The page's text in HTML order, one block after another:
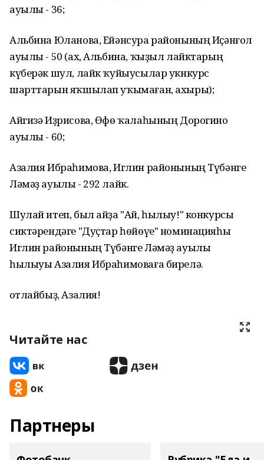
ауылы - 36;
Альбина Юланова, Ейәнсура районының Иҫәнғол
ауылы - 50 (ах, Альбина, ҡыҙыл лайктарың
күберәк шул, лайк ҡуйыусылар укнкурс
шарттарын яҡшылап уҡымаған, ахыры);
Айгизә Иҙрисова, Өфө ҡалаһының Дорогино
ауылы - 60;
Азалия Ибраһимова, Иглин районының Түбәнге
Ләмәҙ ауылы - 292 лайк.
Шулай итеп, был айҙа "Ай, һылыу!" конкурсы
сиктәрендәге "Дуҫтар һөйөүе" номинацияһы
Иглин районының Түбәнге Ләмәҙ ауылы
һылыуы Азалия Ибраһимоваға бирелә.
Ҡотлайбыҙ, Азалия!
Читайте нас
Партнеры